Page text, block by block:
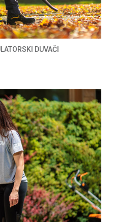
DUVAČI